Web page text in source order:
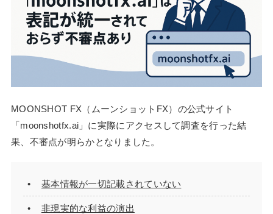
MOONSHOT FX（ムーンショットFX）の公式サイト
「moonshotfx.ai」に実際にアクセスして調査を行った結
果、不審点が明らかとなりました。
基本情報が一切記載されていない
非現実的な利益の演出